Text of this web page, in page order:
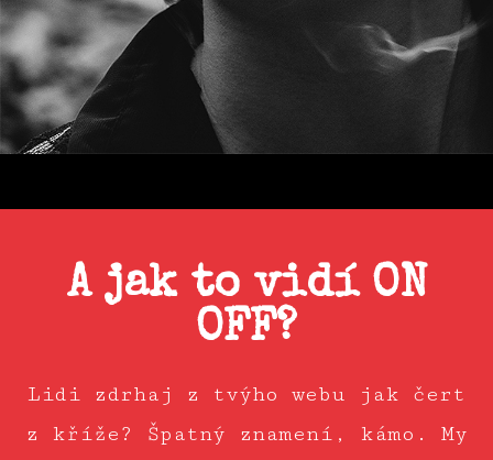
A jak to vidí ON
OFF?
Lidi zdrhaj z tvýho webu jak čert
z kříže? Špatný znamení, kámo. My